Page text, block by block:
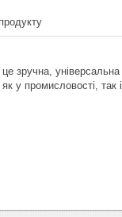
універсальна
у промисловості, так і